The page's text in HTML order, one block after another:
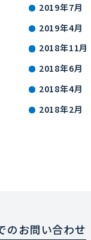
2019年7月
2019年4月
2018年11月
2018年6月
2018年4月
2018年2月
のお問い合わせ